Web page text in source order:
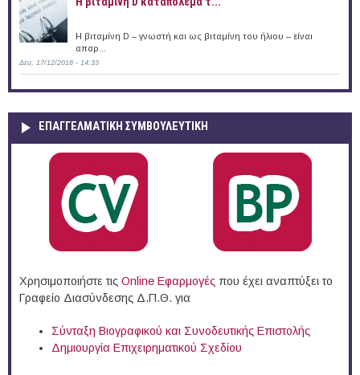
Η βιταμίνη D – γνωστή και ως βιταμίνη του ήλιου – είναι
απαρ...
Δευ, 17/12/2018 - 14:33
ΕΠΑΓΓΕΛΜΑΤΙΚΉ ΣΥΜΒΟΥΛΕΥΤΙΚΉ
Χρησιμοποιήστε τις Online Eφαρμογές που έχει αναπτύξει το
Γραφείο Διασύνδεσης Δ.Π.Θ. για
Σύνταξη Βιογραφικού και Συνοδευτικής Επιστολής
Δημιουργία Επιχειρηματικού Σχεδίου